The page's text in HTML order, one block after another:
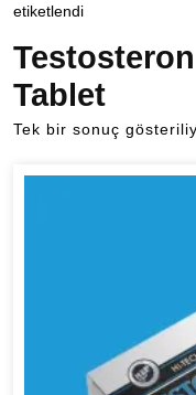
etiketlendi
Tablet
Tek bir sonuç